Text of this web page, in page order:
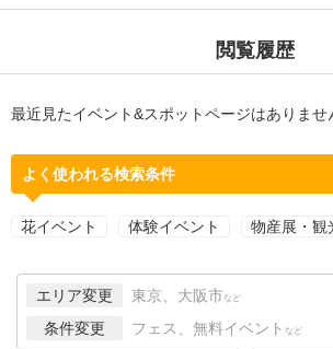
閲覧履歴
最近見たイベント&スポットページはありませ
よく使われる検索条件
花イベント 体験イベント 物産展・観
エリア変更 東京、大阪市 など
条件変更 フェス、無料イベント など